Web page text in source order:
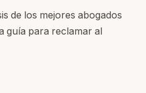
de los mejores abogados
guía para reclamar al